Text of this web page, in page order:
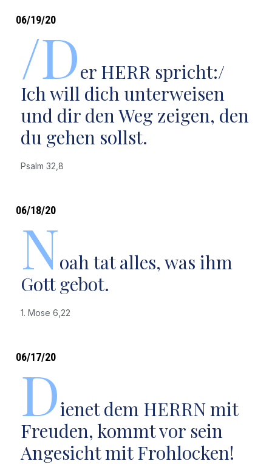
06/19/20
/Der HERR spricht:/
Ich will dich unterweisen
und dir den Weg zeigen, den
du gehen sollst.
Psalm 32,8
06/18/20
Noah tat alles, was ihm
Gott gebot.
1. Mose 6,22
06/17/20
Dienet dem HERRN mit
Freuden, kommt vor sein
Angesicht mit Frohlocken!